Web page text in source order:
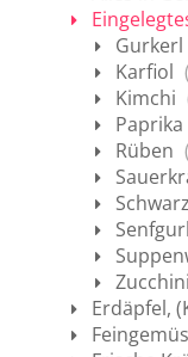
Gurkerl
Karfiol
Kimchi
Paprika
Rüben
Erdäpfel,